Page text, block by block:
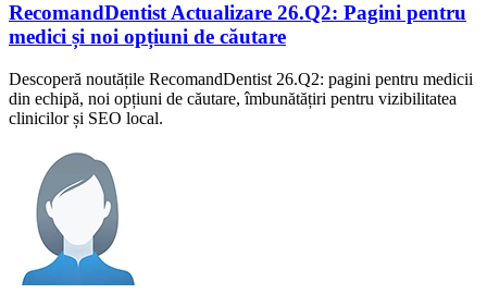
RecomandDentist Actualizare 26.Q2: Pagini pentru
medici și noi opțiuni de căutare
Descoperă noutățile RecomandDentist 26.Q2: pagini pentru medicii
din echipă, noi opțiuni de căutare, îmbunătățiri pentru vizibilitatea
clinicilor și SEO local.